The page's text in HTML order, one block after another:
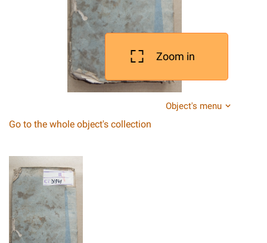
Zoom in
Object's menu
Go to the whole object's collection